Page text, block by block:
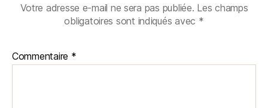
Votre adresse e-mail ne sera pas publiée. Les champs
obligatoires sont indiqués avec *
Commentaire *